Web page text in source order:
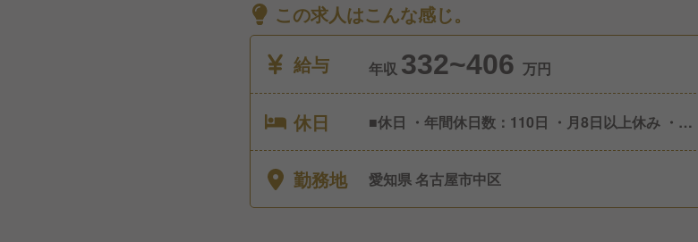
この求人はこんな感じ。
給与
年収 332~406 万円
休日
■休日 ・年間休日数：110日 ・月8日以上休み ・毎
件有） ・産休・育児休業 ・介護休業 ・特別休暇 ※
長期休暇取得推奨
勤務地 愛知県 名古屋市中区